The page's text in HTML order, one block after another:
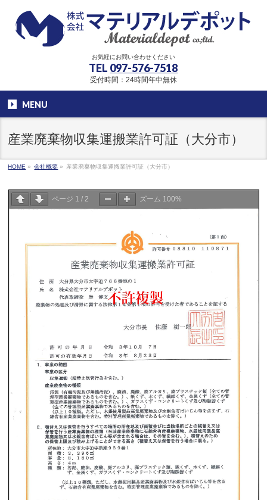
お気軽にお問い合わせください
TEL 097-576-7518
受付時間：24時間年中無休
MENU
産業廃棄物収集運搬業許可証（大分市）
HOME » 会社概要 » 産業廃棄物収集運搬業許可証（大分市）
ページ 1 /2 ズーム 100%